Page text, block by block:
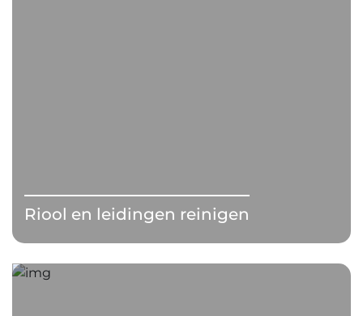
Riool en leidingen reinigen